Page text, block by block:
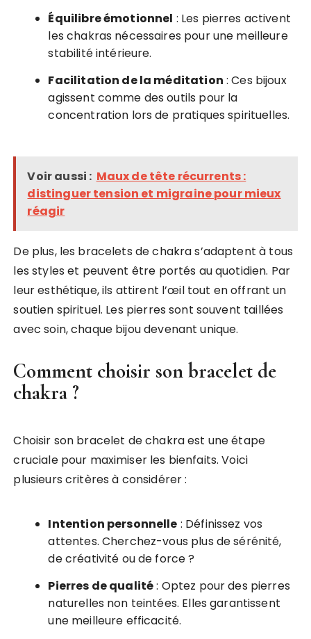
Équilibre émotionnel : Les pierres activent
les chakras nécessaires pour une meilleure
stabilité intérieure.
Facilitation de la méditation : Ces bijoux
agissent comme des outils pour la
concentration lors de pratiques spirituelles.
Voir aussi : Maux de tête récurrents :
distinguer tension et migraine pour mieux
réagir
De plus, les bracelets de chakra s’adaptent à tous
les styles et peuvent être portés au quotidien. Par
leur esthétique, ils attirent l’œil tout en offrant un
soutien spirituel. Les pierres sont souvent taillées
avec soin, chaque bijou devenant unique.
Comment choisir son bracelet de
chakra ?
Choisir son bracelet de chakra est une étape
cruciale pour maximiser les bienfaits. Voici
plusieurs critères à considérer :
Intention personnelle : Définissez vos
attentes. Cherchez-vous plus de sérénité,
de créativité ou de force ?
Pierres de qualité: Optez pour des pierres
naturelles non teintées. Elles garantissent
une meilleure efficacité.